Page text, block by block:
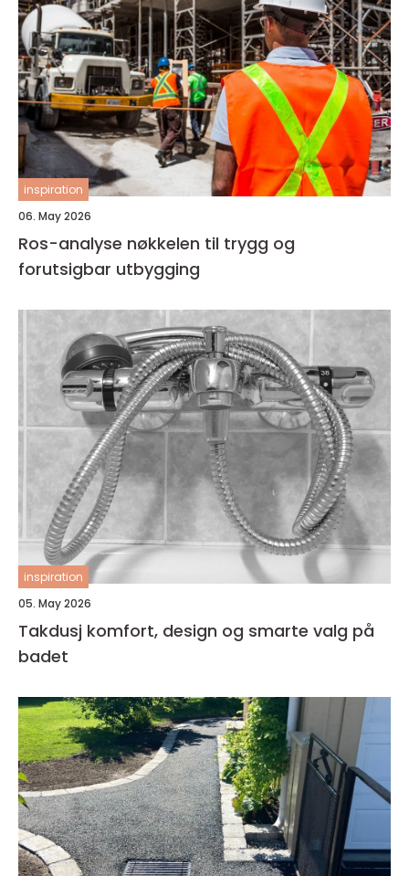
inspiration
06. May 2026
Ros-analyse nøkkelen til trygg og
forutsigbar utbygging
inspiration
05. May 2026
Takdusj komfort, design og smarte valg på
badet